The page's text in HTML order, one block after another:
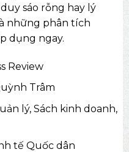
sáo rỗng hay lý
những phân tích
dụng ngay.
Review
Trâm
lý, Sách kinh doanh,
tế Quốc dân